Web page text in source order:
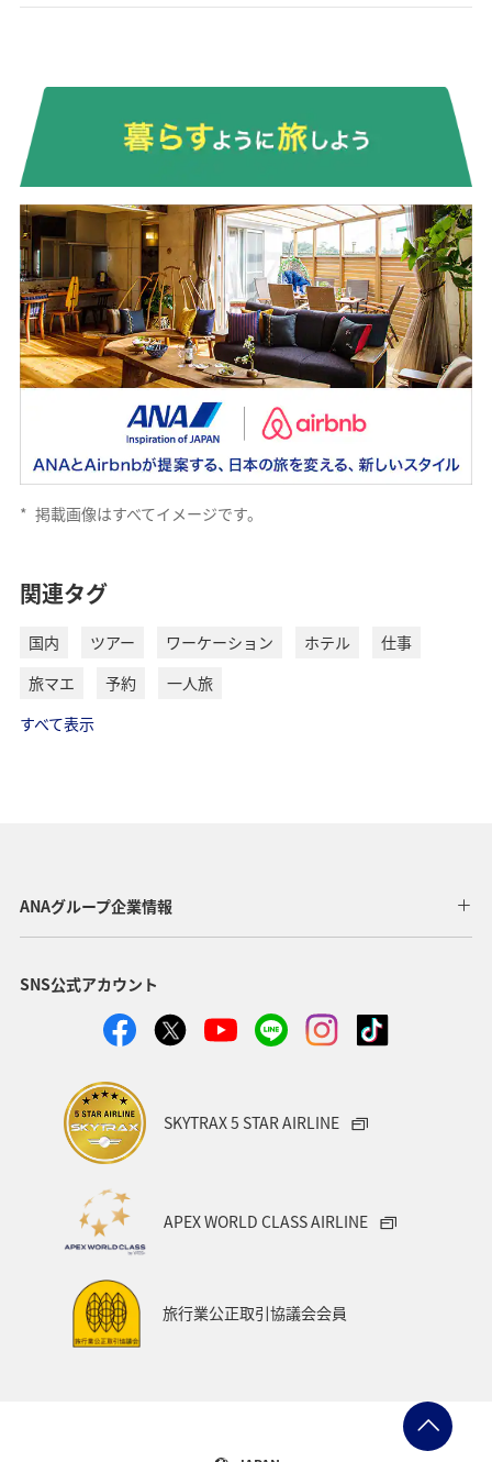
* 掲載画像はすべてイメージです。
関連タグ
国内 ツアー ワーケーション ホテル
仕事
旅マエ
予約
一人旅
すべて表示
ANAグループ企業情報
SNS公式アカウント
SKYTRAX 5 STAR AIRLINE
APEX WORLD CLASS AIRLINE
旅行業公正取引協議会会員